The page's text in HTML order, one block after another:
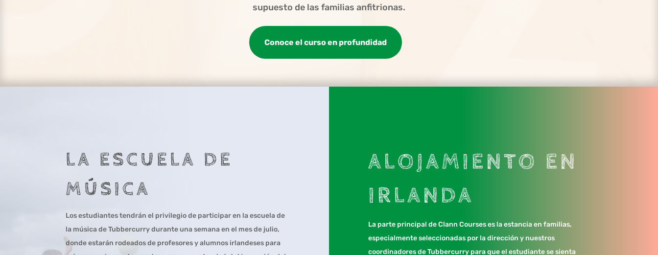
supuesto de las familias anfitrionas.
Conoce el curso en profundidad
LA ESCUELA DE
MÚSICA
Los estudiantes tendrán el privilegio de participar en la escuela de
la música de Tubbercurry durante una semana en el mes de julio,
donde estarán rodeados de profesores y alumnos irlandeses para
ALOJAMIENTO EN
IRLANDA
La parte principal de Clann Courses es la estancia en familias,
especialmente seleccionadas por la dirección y nuestros
coordinadores de Tubbercurry para que el estudiante se sienta